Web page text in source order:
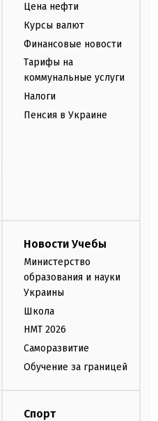
Цена нефти
Курсы валют
Финансовые новости
Тарифы на
коммунальные услуги
Налоги
Пенсия в Украине
Новости Учебы
Министерство
образования и науки
Украины
Школа
НМТ 2026
Саморазвитие
Обучение за границей
Спорт